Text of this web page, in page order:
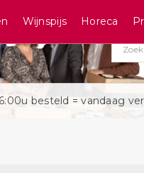
besteld = vandaag
Wijnspijs Horeca